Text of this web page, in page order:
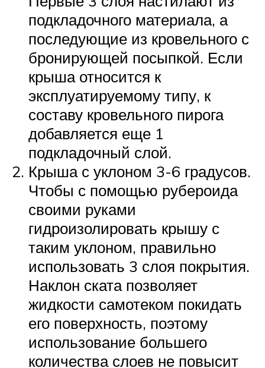
подкладочного материала, а
последующие из кровельного с
бронирующей посыпкой. Если
крыша относится к
эксплуатируемому типу, к
составу кровельного пирога
добавляется еще 1
подкладочный слой.
Крыша с уклоном 3-6 градусов.
Чтобы с помощью рубероида
своими руками
гидроизолировать крышу с
таким уклоном, правильно
использовать 3 слоя покрытия.
Наклон ската позволяет
жидкости самотеком покидать
его поверхность, поэтому
использование большего
количества слоев не повысит